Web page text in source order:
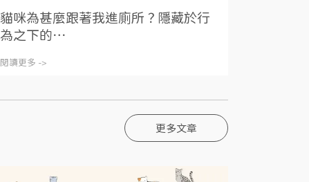
貓咪為甚麼跟著我進廁所？隱藏於行
為之下的⋯
閱讀更多 ->
更多文章